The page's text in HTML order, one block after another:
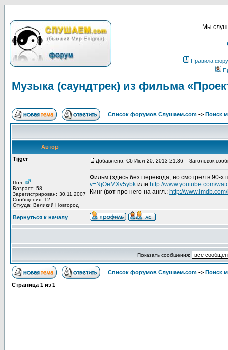
Мы
Правила
Музыка (саундтрек) из фильма
Список форумов Слушаем.com -> Поиск
Автор
Tijger
Пол:
Возраст: 58
Зарегистрирован: 30.11.2007
Сообщения: 12
Откуда: Великий Новгород
Добавлено: Сб Июл 20, 2013 21:36 Заголовок
Фильм (здесь без перевода, но смотрел в 90-
v=NjOeMXv5ybk или http://www.youtube.com/
Кинг (вот про него на англ.: http://
Вернуться к началу
Показать сообщения:
Список форумов Слушаем.com -> Поиск
Страница 1 из 1